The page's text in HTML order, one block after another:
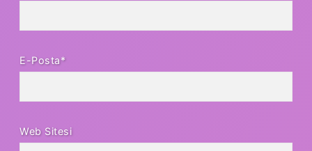
E-Posta*
Web Sitesi